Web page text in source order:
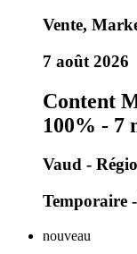
Vente,
7 août 2026
Content
100% - 7
Vaud -
Temporaire
nouveau